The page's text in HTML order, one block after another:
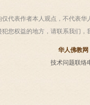
代表作者本人观点，不代表
您权益的地方，请联系我们，
华人佛教网
技术问题联络